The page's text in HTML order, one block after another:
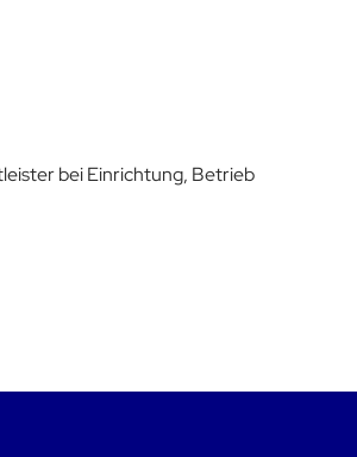
bei Einrichtung, Betrieb